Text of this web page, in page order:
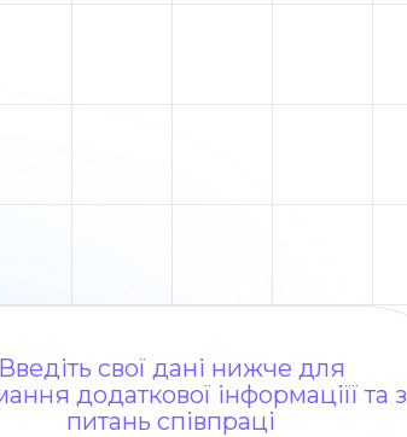
Введіть свої дані нижче для
додаткової інформаціїї та з
питань співпраці